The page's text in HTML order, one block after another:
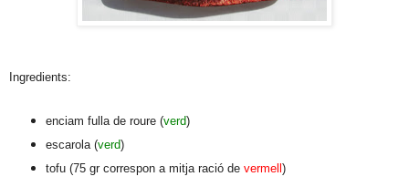
Ingredients:
enciam fulla de roure (verd)
escarola (verd)
tofu (75 gr correspon a mitja ració de vermell )